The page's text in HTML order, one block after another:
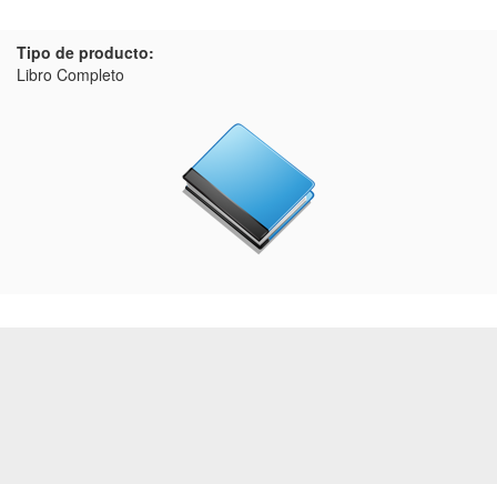
Tipo de producto:
Libro Completo